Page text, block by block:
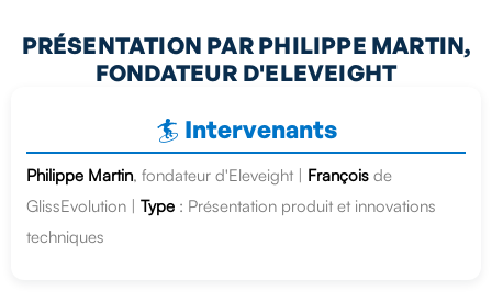
PRÉSENTATION PAR PHILIPPE MARTIN,
FONDATEUR D'ELEVEIGHT
🏄 Intervenants
Philippe Martin, fondateur d'Eleveight | François de
GlissEvolution | Type : Présentation produit et innovations
techniques